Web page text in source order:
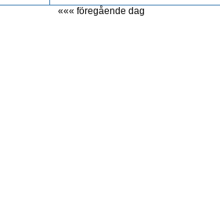
««« föregående dag